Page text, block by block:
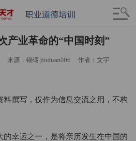
产业革命的“中国时刻”
来源：锦缎 jinduan006 作者：文宇
料撰写，仅作为信息交流之用，不构
的幸运之一，是将亲历发生在中国的